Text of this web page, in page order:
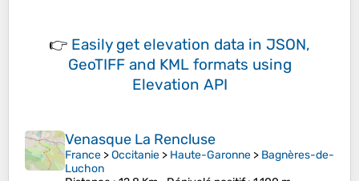
👉 Easily get elevation data in JSON,
GeoTIFF and KML formats using
Elevation API
Venasque La Rencluse
France >Occitanie > Haute-Garonne > Bagnères-de-
Luchon